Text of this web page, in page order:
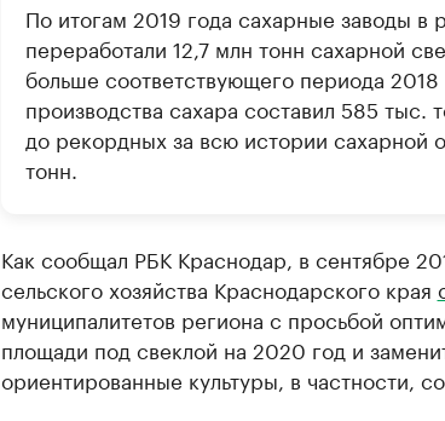
По итогам 2019 года сахарные заводы в
переработали 12,7 млн тонн сахарной
больше соответствующего периода
производства сахара составил 585 тыс.
до рекордных за всю истории сахарной
тонн.
Как сообщал РБК Краснодар, в сентябре
сельского хозяйства Краснодарского края
муниципалитетов региона с просьбой
площади под свеклой на 2020 год и
ориентированные культуры, в частности,